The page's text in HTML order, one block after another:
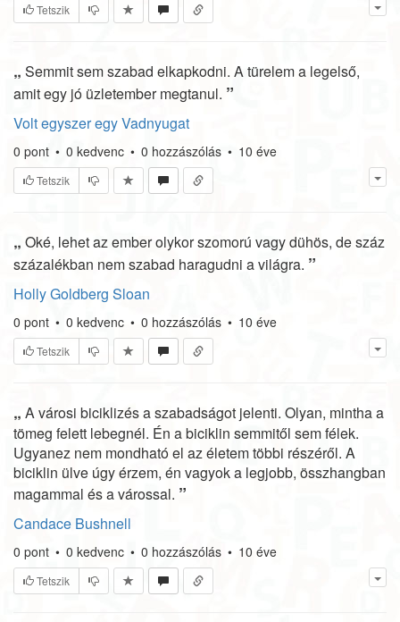
Tetszik
„ Semmit sem szabad elkapkodni. A türelem a legelső,
amit egy jó üzletember megtanul. ”
Volt egyszer egy Vadnyugat
0 pont • 0 kedvenc • 0 hozzászólás • 10 éve
Tetszik
„ Oké, lehet az ember olykor szomorú vagy dühös, de száz
százalékban nem szabad haragudni a világra. ”
Holly Goldberg Sloan
0 pont • 0 kedvenc • 0 hozzászólás • 10 éve
Tetszik
„ A városi biciklizés a szabadságot jelenti. Olyan, mintha a
tömeg felett lebegnél. Én a biciklin semmitől sem félek.
Ugyanez nem mondható el az életem többi részéről. A
biciklin ülve úgy érzem, én vagyok a legjobb, összhangban
magammal és a várossal. ”
Candace Bushnell
0 pont • 0 kedvenc • 0 hozzászólás • 10 éve
Tetszik